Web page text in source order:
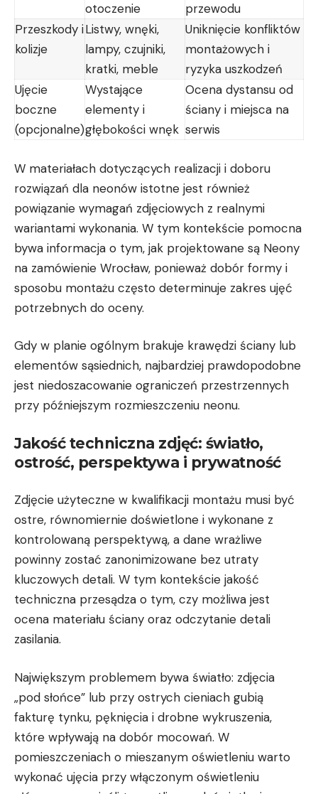
otoczenie
przewodu
Przeszkody i
kolizje
Listwy, wnęki,
lampy, czujniki,
kratki, meble
Uniknięcie konfliktów
montażowych i
ryzyka uszkodzeń
Ujęcie
boczne
(opcjonalne)
Wystające
elementy i
głębokości wnęk
Ocena dystansu od
ściany i miejsca na
serwis
W materiałach dotyczących realizacji i doboru
rozwiązań dla neonów istotne jest również
powiązanie wymagań zdjęciowych z realnymi
wariantami wykonania. W tym kontekście pomocna
bywa informacja o tym, jak projektowane są Neony
na zamówienie Wrocław, ponieważ dobór formy i
sposobu montażu często determinuje zakres ujęć
potrzebnych do oceny.
Gdy w planie ogólnym brakuje krawędzi ściany lub
elementów sąsiednich, najbardziej prawdopodobne
jest niedoszacowanie ograniczeń przestrzennych
przy późniejszym rozmieszczeniu neonu.
Jakość techniczna zdjęć: światło,
ostrość, perspektywa i prywatność
Zdjęcie użyteczne w kwalifikacji montażu musi być
ostre, równomiernie doświetlone i wykonane z
kontrolowaną perspektywą, a dane wrażliwe
powinny zostać zanonimizowane bez utraty
kluczowych detali. W tym kontekście jakość
techniczna przesądza o tym, czy możliwa jest
ocena materiału ściany oraz odczytanie detali
zasilania.
Największym problemem bywa światło: zdjęcia
„pod słońce” lub przy ostrych cieniach gubią
fakturę tynku, pęknięcia i drobne wykruszenia,
które wpływają na dobór mocowań. W
pomieszczeniach o mieszanym oświetleniu warto
wykonać ujęcia przy włączonym oświetleniu